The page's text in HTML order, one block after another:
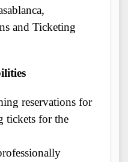
and Ticketing
reservations for
tickets for the